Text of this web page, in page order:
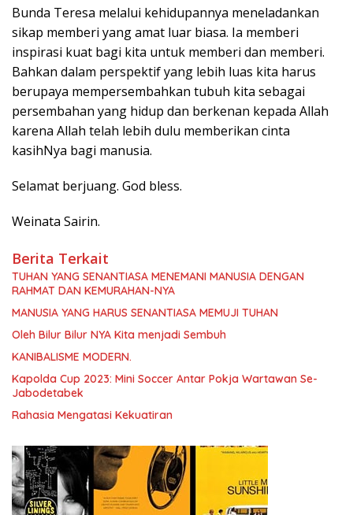
Bunda Teresa melalui kehidupannya meneladankan
sikap memberi yang amat luar biasa. Ia memberi
inspirasi kuat bagi kita untuk memberi dan memberi.
Bahkan dalam perspektif yang lebih luas kita harus
berupaya mempersembahkan tubuh kita sebagai
persembahan yang hidup dan berkenan kepada Allah
karena Allah telah lebih dulu memberikan cinta
kasihNya bagi manusia.
Selamat berjuang. God bless.
Weinata Sairin.
Berita Terkait
TUHAN YANG SENANTIASA MENEMANI MANUSIA DENGAN
RAHMAT DAN KEMURAHAN-NYA
MANUSIA YANG HARUS SENANTIASA MEMUJI TUHAN
Oleh Bilur Bilur NYA Kita menjadi Sembuh
KANIBALISME MODERN.
Kapolda Cup 2023: Mini Soccer Antar Pokja Wartawan Se-
Jabodetabek
Rahasia Mengatasi Kekuatiran